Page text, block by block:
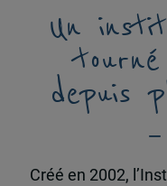
Un
depuis
—
Créé en 2002,